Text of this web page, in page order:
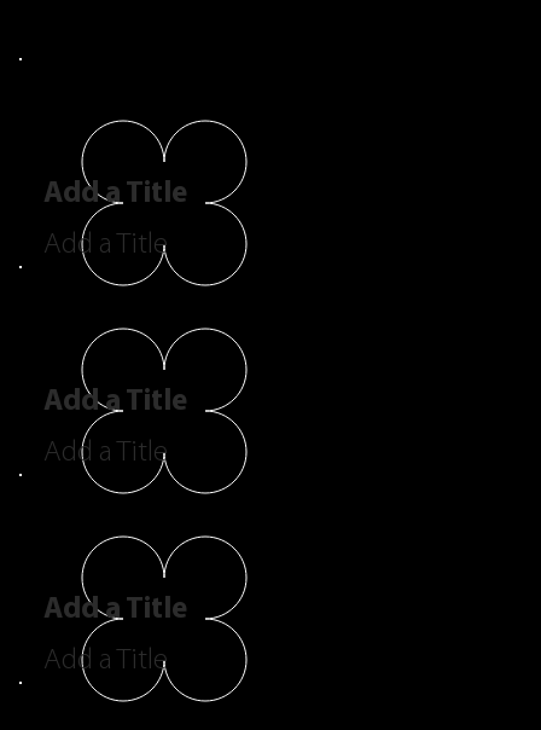
Add a Title
Add a Title
Add a Title
Add a Title
Add a Title
Add a Title